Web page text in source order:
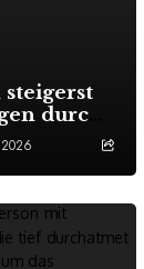
durch